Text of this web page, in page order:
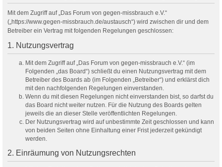
Mit dem Zugriff auf „Das Forum von gegen-missbrauch e.V.“
(„https://www.gegen-missbrauch.de/austausch“) wird zwischen dir und dem
Betreiber ein Vertrag mit folgenden Regelungen geschlossen:
1. Nutzungsvertrag
Mit dem Zugriff auf „Das Forum von gegen-missbrauch e.V.“ (im
Folgenden „das Board“) schließt du einen Nutzungsvertrag mit dem
Betreiber des Boards ab (im Folgenden „Betreiber“) und erklärst dich
mit den nachfolgenden Regelungen einverstanden.
Wenn du mit diesen Regelungen nicht einverstanden bist, so darfst du
das Board nicht weiter nutzen. Für die Nutzung des Boards gelten
jeweils die an dieser Stelle veröffentlichten Regelungen.
Der Nutzungsvertrag wird auf unbestimmte Zeit geschlossen und kann
von beiden Seiten ohne Einhaltung einer Frist jederzeit gekündigt
werden.
2. Einräumung von Nutzungsrechten